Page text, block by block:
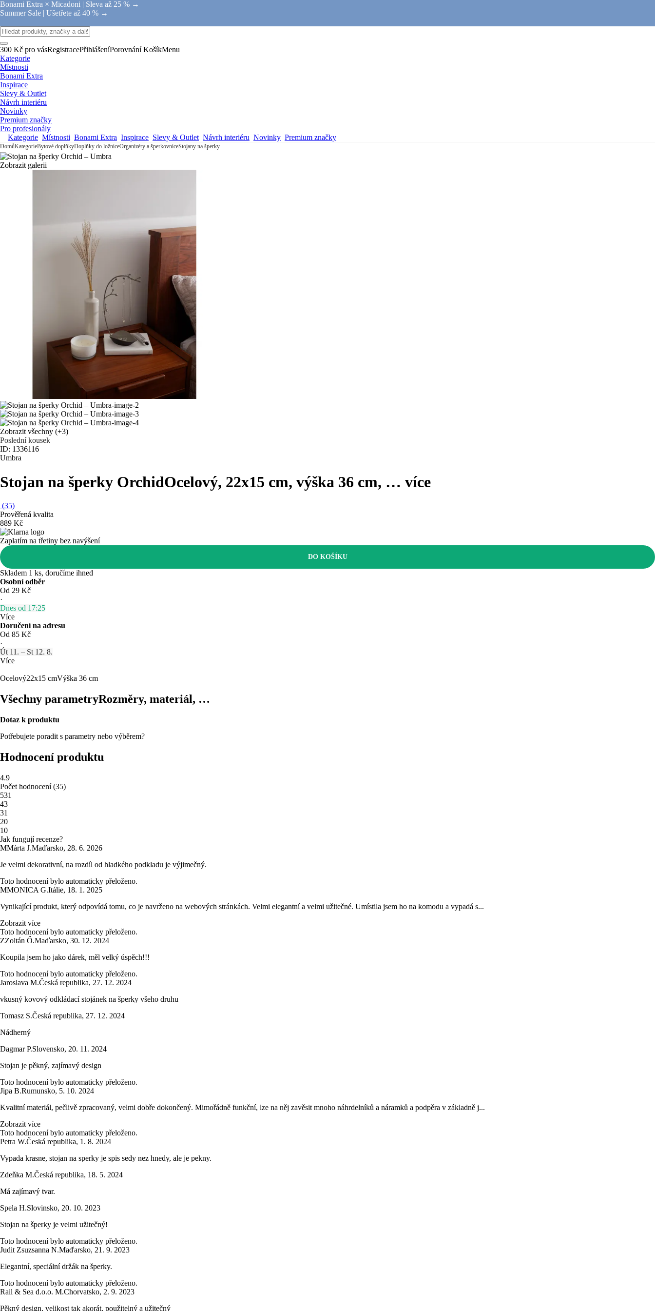
Bonami Extra × Micadoni | Sleva až 25 % →
Summer Sale | Ušetřete až 40 % →
300 Kč pro vásRegistracePřihlášeníPorovnání KošíkMenu
Kategorie
Místnosti
Bonami Extra
Inspirace
Slevy & Outlet
Návrh interiéru
Novinky
Premium značky
Pro profesionály
Kategorie Místnosti Bonami Extra Inspirace Slevy & Outlet Návrh interiéru Novinky Premium značky
DomůKategorieBytové doplňkyDoplňky do ložniceOrganizéry a šperkovniceStojany na šperky
Zobrazit galerii
Zobrazit všechny (+3)
Poslední kousek
ID: 1336116
Umbra
Stojan na šperky OrchidOcelový, 22x15 cm, výška 36 cm, … více
(35)
Prověřená kvalita
889 Kč
Zaplatím na třetiny bez navýšení
DO KOŠÍKU
Skladem 1 ks, doručíme ihned
Osobní odběr
Od 29 Kč
·
Dnes od 17:25
Více
Doručení na adresu
Od 85 Kč
·
Út 11. – St 12. 8.
Více
Ocelový22x15 cmVýška 36 cm
Všechny parametryRozměry, materiál, …
Dotaz k produktu
Potřebujete poradit s parametry nebo výběrem?
Hodnocení produktu
4.9
Počet hodnocení(35)
531
43
31
20
10
Jak fungují recenze?
MMárta J.Maďarsko, 28. 6. 2026
Je velmi dekorativní, na rozdíl od hladkého podkladu je výjimečný.
Toto hodnocení bylo automaticky přeloženo.
MMONICA G.Itálie, 18. 1. 2025
Vynikající produkt, který odpovídá tomu, co je navrženo na webových stránkách. Velmi elegantní a velmi užitečné. Umístila jsem ho na komodu a vypadá s...
Zobrazit více
Toto hodnocení bylo automaticky přeloženo.
ZZoltán Ő.Maďarsko, 30. 12. 2024
Koupila jsem ho jako dárek, měl velký úspěch!!!
Toto hodnocení bylo automaticky přeloženo.
Jaroslava M.Česká republika, 27. 12. 2024
vkusný kovový odkládací stojánek na šperky všeho druhu
Tomasz S.Česká republika, 27. 12. 2024
Nádherný
Dagmar P.Slovensko, 20. 11. 2024
Stojan je pěkný, zajímavý design
Toto hodnocení bylo automaticky přeloženo.
Jipa B.Rumunsko, 5. 10. 2024
Kvalitní materiál, pečlivě zpracovaný, velmi dobře dokončený. Mimořádně funkční, lze na něj zavěsit mnoho náhrdelníků a náramků a podpěra v základně j...
Zobrazit více
Toto hodnocení bylo automaticky přeloženo.
Petra W.Česká republika, 1. 8. 2024
Vypada krasne, stojan na sperky je spis sedy nez hnedy, ale je pekny.
Zdeňka M.Česká republika, 18. 5. 2024
Má zajímavý tvar.
Spela H.Slovinsko, 20. 10. 2023
Stojan na šperky je velmi užitečný!
Toto hodnocení bylo automaticky přeloženo.
Judit Zsuzsanna N.Maďarsko, 21. 9. 2023
Elegantní, speciální držák na šperky.
Toto hodnocení bylo automaticky přeloženo.
Rail & Sea d.o.o. M.Chorvatsko, 2. 9. 2023
Pěkný design, velikost tak akorát, použitelný a užitečný